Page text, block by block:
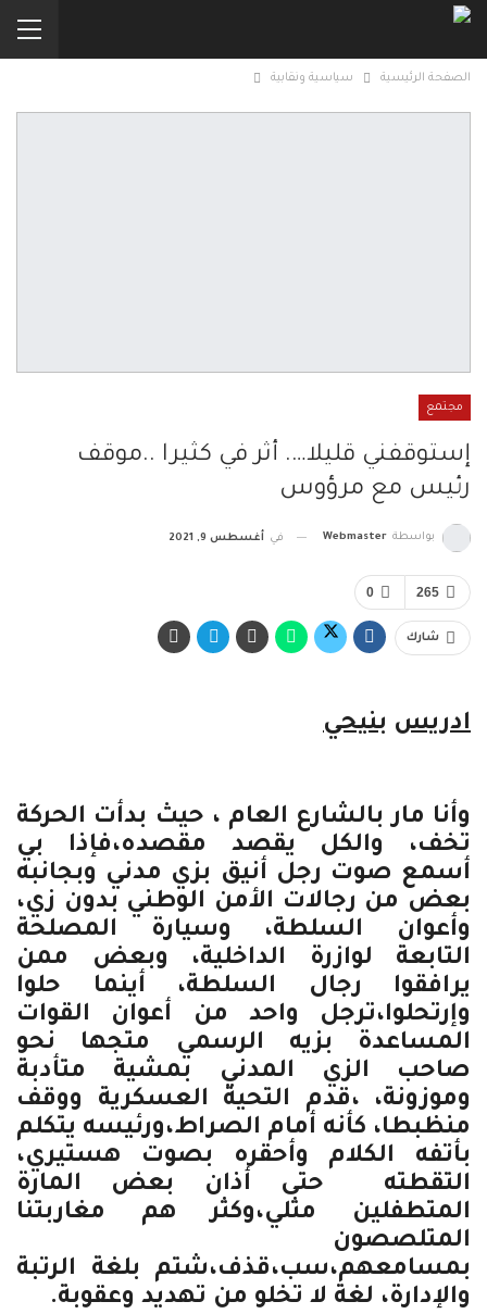
الصفحة الرئيسية سياسية ونقابية
مجتمع
إستوقفني قليلا…. أثر في كثيرا ..موقف
رئيس مع مرؤوس
بواسطة Webmaster في أغسطس 9, 2021
0 265
شارك
ادريس بنيحي
وأنا مار بالشارع العام ، حيث بدأت الحركة
تخف، والكل يقصد مقصده،فإذا بي
أسمع صوت رجل أنيق بزي مدني وبجانبه
بعض من رجالات الأمن الوطني بدون زي،
وأعوان السلطة، وسيارة المصلحة
التابعة لوازرة الداخلية، وبعض ممن
يرافقوا رجال السلطة، أينما حلوا
وإرتحلوا،ترجل واحد من أعوان القوات
المساعدة بزيه الرسمي متجها نحو
صاحب الزي المدني بمشية متأدبة
وموزونة، ،قدم التحية العسكرية ووقف
منظبطا، كأنه أمام الصراط،ورئيسه يتكلم
بأتفه الكلام وأحقره بصوت هستيري،
التقطته حتى أذان بعض المارة
المتطفلين مثلي،وكثر هم مغاربتنا
المتلصصون
بمسامعهم،سب،قذف،شتم بلغة الرتبة
والإدارة، لغة لا تخلو من تهديد وعقوبة.